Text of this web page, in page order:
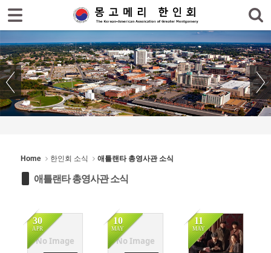
Home 한인회 소식 애틀랜타 총영사관 소식
애틀랜타 총영사관 소식
No Image
30
APR
2363 No Image
10
MAY
415
11
MAY
459
로그인 회원가입
한인회
한인회 소식
- 공지사항
- 몽고메리 한인회 이모저모
- 사진으로 보는 한인회
- 애틀랜타 총영사관 소식
한인회 커뮤니티
Sketchbook5, 스케치북5
Sketchbook5, 스케치북5